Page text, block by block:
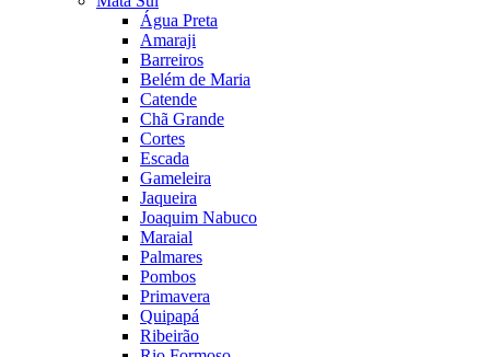
Água Preta
Amaraji
Barreiros
Belém de Maria
Catende
Chã Grande
Cortes
Escada
Gameleira
Jaqueira
Joaquim Nabuco
Maraial
Palmares
Pombos
Primavera
Quipapá
Ribeirão